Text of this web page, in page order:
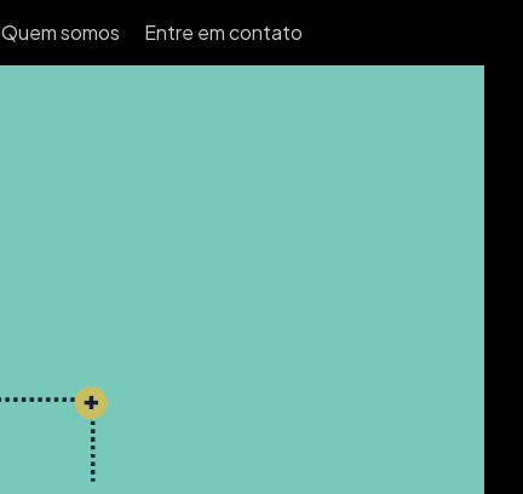
Quem somos Entre em contato